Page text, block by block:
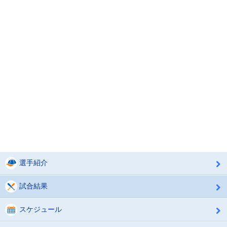
選手紹介
試合結果
スケジュール